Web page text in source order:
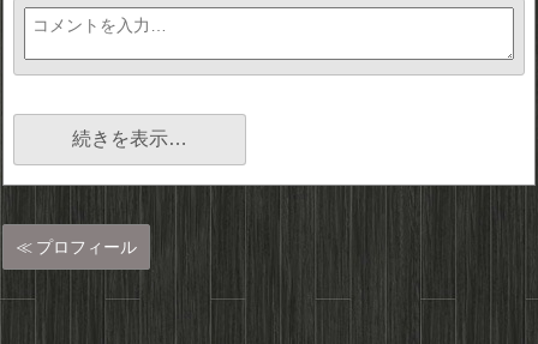
続きを表示…
プロフィール